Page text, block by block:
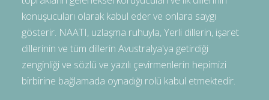
konuşucuları olarak kabul eder ve onlara saygı
gösterir. NAATI, uzlaşma ruhuyla, Yerli dillerin, işaret
dillerinin ve tüm dillerin Avustralya'ya getirdiği
zenginliği ve sözlü ve yazılı çevirmenlerin hepimizi
birbirine bağlamada oynadığı rolü kabul etmektedir.